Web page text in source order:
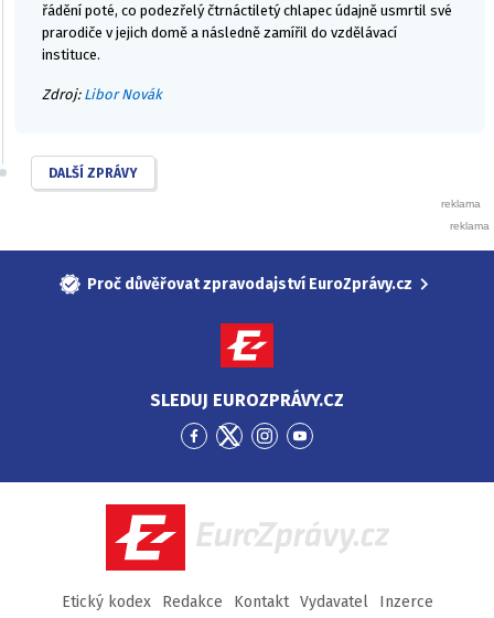
řádění poté, co podezřelý čtrnáctiletý chlapec údajně usmrtil své
prarodiče v jejich domě a následně zamířil do vzdělávací
instituce.
Zdroj: Libor Novák
DALŠÍ ZPRÁVY
Proč důvěřovat zpravodajství EuroZprávy.cz
SLEDUJ EUROZPRÁVY.CZ
Přejít
Facebook
Přejít
Twitter
Přejít
Instagram
Přejít
YouTube
EuroZprávy.cz
Etický kodex Redakce Kontakt Vydavatel
Inzerce